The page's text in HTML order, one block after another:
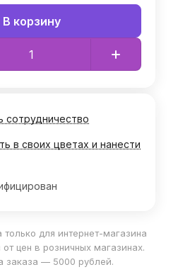
В корзину
сотрудничество
в своих цветах и нанести
только для интернет-магазина
цен в розничных магазинах.
заказа — 5000 рублей.